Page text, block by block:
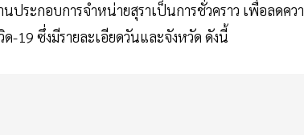
ระกอบการจำหน่ายสุราเป็นการชั่วคราว เพื่อลดคว
-19 ซึ่งมีรายละเอียดวันและจังหวัด ดังนี้